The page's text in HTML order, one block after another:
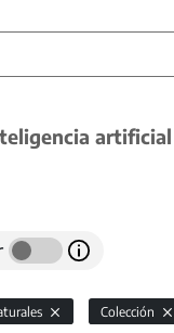
artificial
Colección